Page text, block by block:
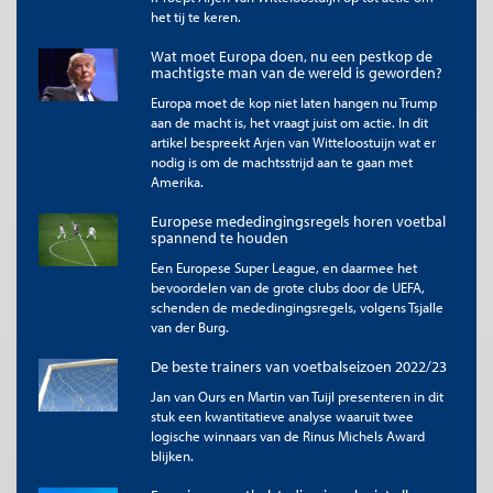
Het voetbalseizoen 2024/25
Een overzicht van het seizoen 2024/25 wordt gegeven in Tabel
1. Naast het aantal behaalde punten aan het eind van het
seizoen worden ook de verwachte punten weergegeven,
berekend volgens noteringen van bookmakers (voorafgaand
aan elke wedstrijd) en volgens de verwachte doelpunten (na
afloop van elke wedstrijd). Waar in de beschreven voorbeelden
van de wedstrijden Feyenoord-PSV en Groningen-Ajax nogal
forse verschillen bestonden tussen beide berekeningen blijkt
dit over het gehele seizoen genomen wel mee te vallen. PSV
heeft niet alleen het hoogste aantal punten maar ook de
hoogste aantallen verwachte punten.
Tabel 1. Overzicht Eredivisie 2024/25.
het tij te keren.
Wat moet Europa doen, nu een pestkop de
machtigste man van de wereld is geworden?
Europa moet de kop niet laten hangen nu Trump
aan de macht is, het vraagt juist om actie. In dit
artikel bespreekt Arjen van Witteloostuijn wat er
nodig is om de machtsstrijd aan te gaan met
Amerika.
Europese mededingingsregels horen voetbal
spannend te houden
Een Europese Super League, en daarmee het
bevoordelen van de grote clubs door de UEFA,
schenden de mededingingsregels, volgens Tsjalle
van der Burg.
De beste trainers van voetbalseizoen 2022/23
Jan van Ours en Martin van Tuijl presenteren in dit
stuk een kwantitatieve analyse waaruit twee
logische winnaars van de Rinus Michels Award
blijken.